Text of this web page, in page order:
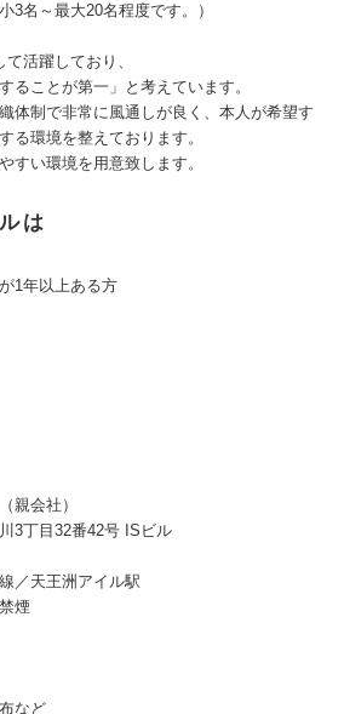
3名～最大20名程度です。）
活躍しており、
ることが第一」と考えています。
体制で非常に風通しが良く、本人が希望す
る環境を整えております。
すい環境を用意致します。
は
1年以上ある方
親会社）
3丁目32番42号 ISビル
／天王洲アイル駅
煙
など